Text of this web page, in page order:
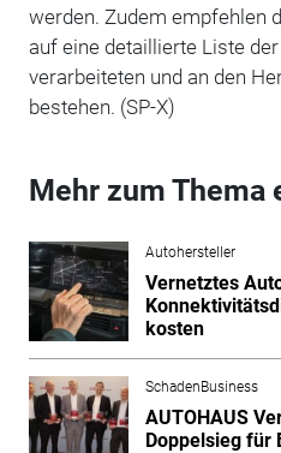
werden. Zudem empfehlen
auf eine detaillierte Liste
verarbeiteten und an den
bestehen. (SP-X)
Mehr zum Thema
Autohersteller
Vernetztes
kosten
SchadenBusiness
AUTOHAUS
Doppelsieg für